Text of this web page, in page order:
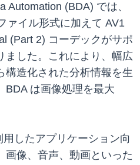
Automation (BDA) では、
ァイル形式に加えて AV1
(Part 2) コーデックがサポ
ました。これにより、幅広
構造化された分析情報を生
BDA は画像処理を最大
したアプリケーション向
画像、音声、動画といった